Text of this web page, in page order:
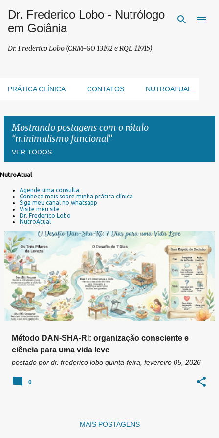
Pular para o conteúdo principal
Dr. Frederico Lobo - Nutrólogo
em Goiânia
Dr. Frederico Lobo (CRM-GO 13192 e RQE 11915)
PRÁTICA CLÍNICA CONTATOS NUTROATUAL
Mostrando postagens com o rótulo
minimalismo funcional
VER TODOS
g
n
NutroAtual
Agende uma consulta
Conheça mais sobre minha prática clínica
Siga meu canal no whatsapp
Visite meu site
Dr. Frederico Lobo
NutroAtual
Método DAN-SHA-RI: organização consciente e
ciência para uma vida leve
postado por dr. frederico lobo quinta-feira, fevereiro 05, 2026
0
MAIS POSTAGENS